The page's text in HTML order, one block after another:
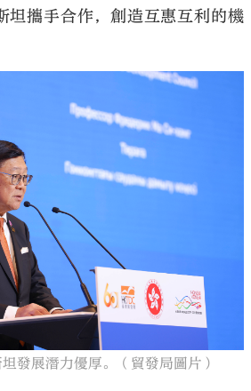
坦攜手合作，創造互惠互利的機
發展潛力優厚。（貿發局圖片）